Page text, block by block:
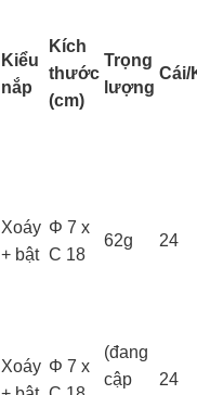
Kiểu
nắp
Kích
thước
(cm)
Trọng
lượng
Cái/
Xoáy
+ bật
Φ 7 x
C 18
62g 24
Xoáy Φ 7 x
(đang
cập
24